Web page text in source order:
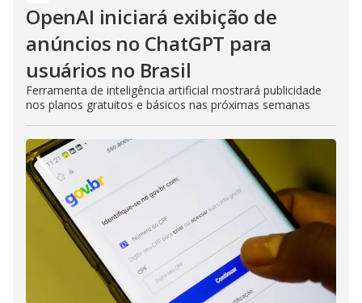
OpenAI iniciará exibição de
anúncios no ChatGPT para
usuários no Brasil
Ferramenta de inteligência artificial mostrará publicidade
nos planos gratuitos e básicos nas próximas semanas